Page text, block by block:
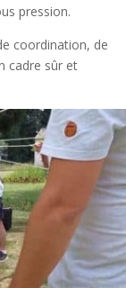
pression.
coordination, de
cadre sûr et